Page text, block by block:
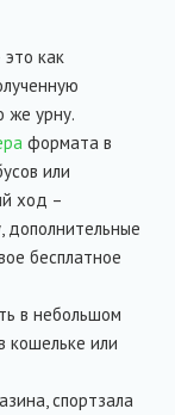
как
же урну.
формата в
или
ход –
дополнительные
бесплатное
в небольшом
кошельке или
спортзала